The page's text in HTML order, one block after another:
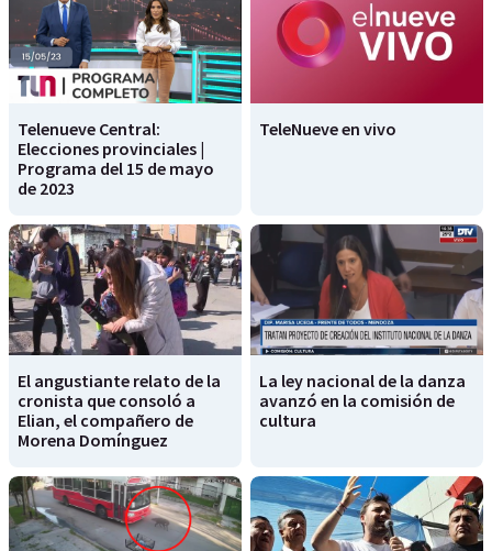
Telenueve Central:
Elecciones provinciales |
Programa del 15 de mayo
de 2023
TeleNueve en vivo
El angustiante relato de la
cronista que consoló a
Elian, el compañero de
Morena Domínguez
La ley nacional de la danza
avanzó en la comisión de
cultura